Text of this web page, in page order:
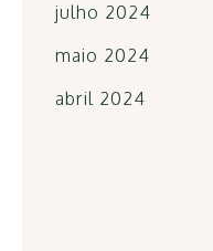
julho 2024
maio 2024
abril 2024